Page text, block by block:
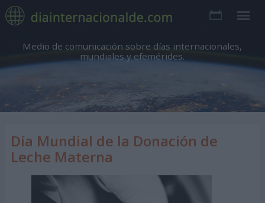
Medio de comunicación sobre días internacionales,
mundiales y efemérides.
Día Mundial de la Donación de
Leche Materna